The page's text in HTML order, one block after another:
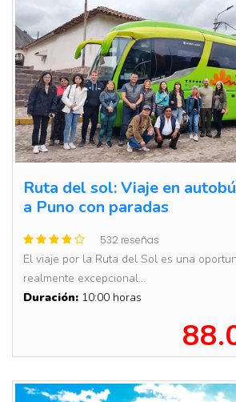
Ruta del sol: Viaje en
a Puno con paradas
532 reseñas
El viaje por la Ruta del Sol es una
realmente excepcional...
Duración: 10:00 horas